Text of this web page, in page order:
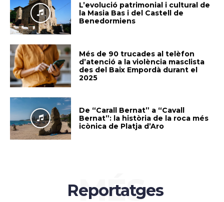
L’evolució patrimonial i cultural de
la Masia Bas i del Castell de
Benedormiens
Més de 90 trucades al telèfon
d’atenció a la violència masclista
des del Baix Empordà durant el
2025
De “Carall Bernat” a “Cavall
Bernat”: la història de la roca més
icònica de Platja d’Aro
Reportatges
MÉS